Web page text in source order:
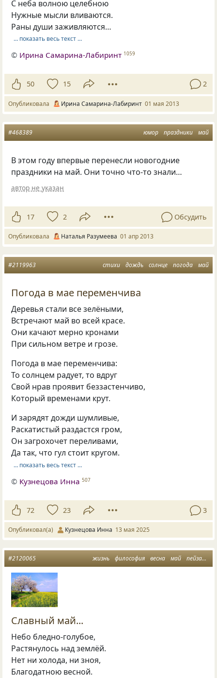
С неба волною целебною
Нужные мысли вливаются.
Раны души заживляются…
… показать весь текст …
© Ирина Самарина-Лабиринт 1059
50 15 2
Опубликовала Ирина Самарина-Лабиринт 01 мая 2013
юмор праздники май
#468389
В этом году впервые перенесли новогодние
праздники на май. Они точно что-то знали…
автор не указан
17 2 Обсудить
Опубликовала Наталья Разумеева 01 апр 2013
стихи дождь солнце погода май
#2119963
Погода в мае переменчива
Деревья стали все зелёными,
Встречают май во всей красе.
Они качают мерно кронами
При сильном ветре и грозе.
Погода в мае переменчива:
То солнцем радует, то вдруг
Свой нрав проявит беззастенчиво,
Который временами крут.
И зарядят дожди шумливые,
Раскатистый раздастся гром,
Он загрохочет переливами,
Да так, что гул стоит кругом.
… показать весь текст …
© Кузнецова Инна 507
72 23 3
Опубликовал(а) Кузнецова Инна 13 мая 2025
жизнь философия весна май пейзажная лирика
#2120065
Славный май...
Небо бледно-голубое,
Растянулось над землёй.
Нет ни холода, ни зноя,
Благодатною весной.